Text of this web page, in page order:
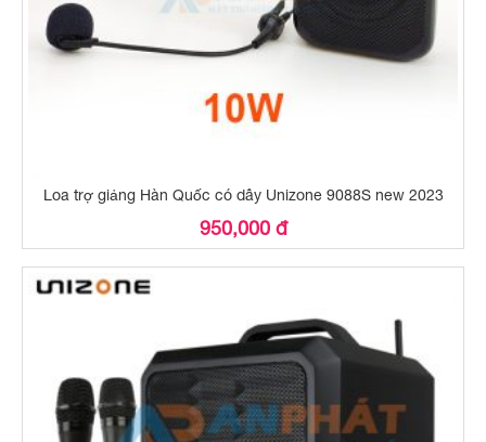
Loa trợ giảng Hàn Quốc có dây Unizone 9088S new 2023
950,000 đ